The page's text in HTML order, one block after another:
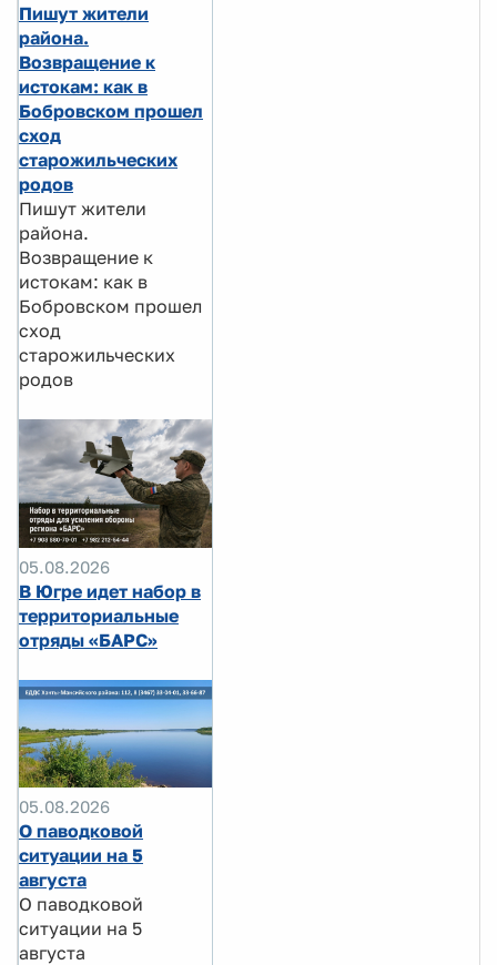
Пишут жители
района.
Возвращение к
истокам: как в
Бобровском прошел
сход
старожильческих
родов
Пишут жители
района.
Возвращение к
истокам: как в
Бобровском прошел
сход
старожильческих
родов
05.08.2026
В Югре идет набор в
территориальные
отряды «БАРС»
05.08.2026
О паводковой
ситуации на 5
августа
О паводковой
ситуации на 5
августа